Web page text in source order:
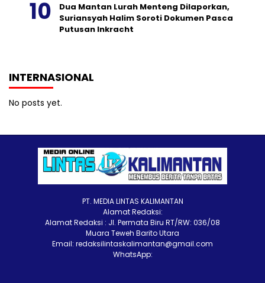
Dua Mantan Lurah Menteng Dilaporkan,
Suriansyah Halim Soroti Dokumen Pasca
Putusan Inkracht
INTERNASIONAL
No posts yet.
PT. MEDIA LINTAS KALIMANTAN
Alamat Redaksi:
Alamat Redaksi : Jl. Permata Biru RT/RW: 036/08
Muara Teweh Barito Utara
Email: redaksilintaskalimantan@gmail.com
WhatsApp: